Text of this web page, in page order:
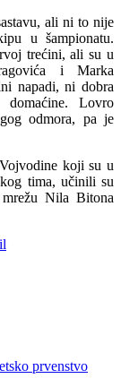
ali ni to nije
u šampionatu.
trećini, ali su u
i Marka
napadi, ni dobra
domaćine. Lovro
odmora, pa je
koji su u
tima, učinili su
Nila Bitona
prvenstvo